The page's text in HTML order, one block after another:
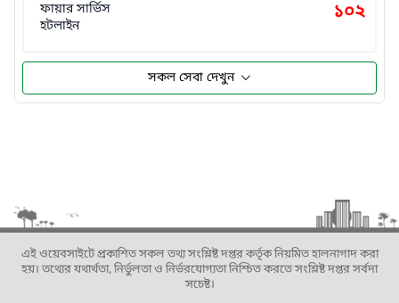
ফায়ার সার্ভিস
হটলাইন
১০২
সকল সেবা দেখুন
এই ওয়েবসাইটে প্রকাশিত সকল তথ্য সংশ্লিষ্ট দপ্তর কর্তৃক নিয়মিত হালনাগাদ করা
হয়। তথ্যের যথার্থতা, নির্ভুলতা ও নির্ভরযোগ্যতা নিশ্চিত করতে সংশ্লিষ্ট দপ্তর সর্বদা
সচেষ্ট।